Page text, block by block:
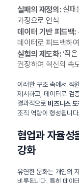
실패의 재정의:실패
과정으로 인식
데이터 기반 피드백:
데이터로 피드백하
실험의 제도화:‘작
권장하여 혁신의 속
이러한 구조 속에서 직
제시하고, 데이터로 검
결과적으로 비즈니스 도
조직 역량이 형성됩니다.
협업과 자율성
강화
유연한 문화는 개인의
비롯됩니다. 특히 데이